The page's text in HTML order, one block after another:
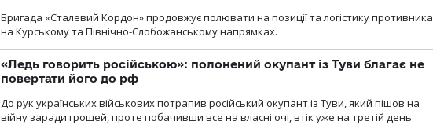
Бригада «Сталевий Кордон» продовжує полювати на позиції та логістику противника
на Курському та Північно-Слобожанському напрямках.
«Ледь говорить російською»: полонений окупант із Туви благає не
повертати його до рф
До рук українських військових потрапив російський окупант із Туви, який пішов на
війну заради грошей, проте побачивши все на власні очі, втік уже на третій день